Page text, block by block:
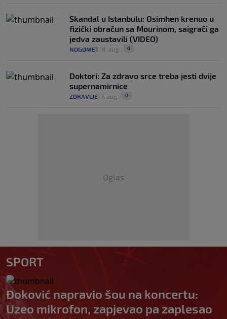
Skandal u Istanbulu: Osimhen krenuo u
fizički obračun sa Mourinom, saigrači ga
jedva zaustavili (VIDEO)
NOGOMET 8. aug. 0
Doktori: Za zdravo srce treba jesti dvije
supernamirnice
ZDRAVLJE 7. aug. 0
Oglas
SPORT
Đoković napravio šou na koncertu:
Uzeo mikrofon, zapjevao pa zaplesao